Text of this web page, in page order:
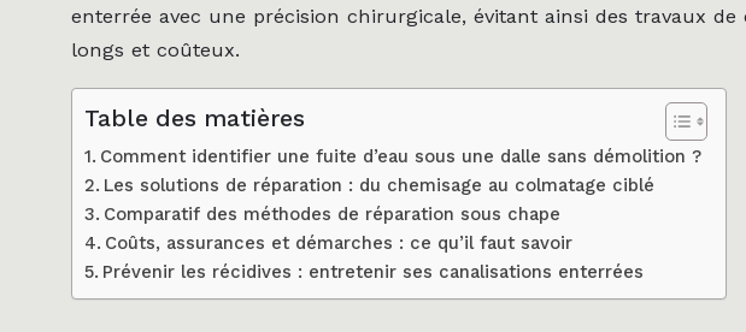
enterrée avec une précision chirurgicale, évitant ainsi des travaux
longs et coûteux.
Table des matières
Comment identifier une fuite d’eau sous une dalle sans démolition ?
Les solutions de réparation : du chemisage au colmatage ciblé
Comparatif des méthodes de réparation sous chape
Coûts, assurances et démarches : ce qu’il faut savoir
Prévenir les récidives : entretenir ses canalisations enterrées